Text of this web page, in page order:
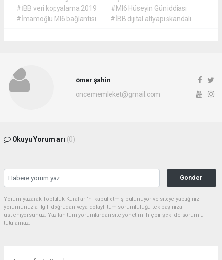
#İBB veri kopyalama 2019
#MI6 Hüseyin Gün iddiası
#İmamoğlu MI6 bağlantısı
#İBB dijital altyapı skandalı
ömer şahin
oncememleket@gmail.com
Okuyu Yorumları (0)
Gonder
Yorum yazarak Topluluk Kuralları’nı kabul etmiş bulunuyor ve siteye yaptığınız
yorumunuzla ilgili doğrudan veya dolaylı tüm sorumluluğu tek başınıza
üstleniyorsunuz. Yazılan tüm yorumlardan site yönetimi hiçbir şekilde sorumlu
tutulamaz.